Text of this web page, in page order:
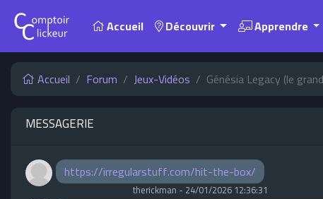
Accueil Découvrir Apprendre
Accueil Forum Jeux-Vidéos Génésia Legacy (le
MESSAGERIE
https://irregularstuff.com/hit-the-box/
therickman - 24/01/2026 12:36:31